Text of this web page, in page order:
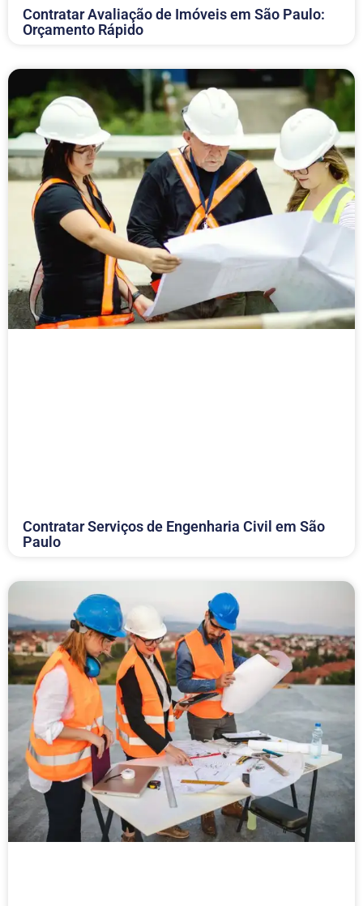
Contratar Avaliação de Imóveis em São Paulo:
Orçamento Rápido
Contratar Serviços de Engenharia Civil em São
Paulo